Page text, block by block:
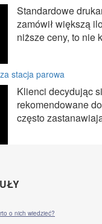
Standardowe
zamówił większą
niższe ceny, to nie
stacja parowa
Klienci decydując
rekomendowane
często
o nich wiedzieć?